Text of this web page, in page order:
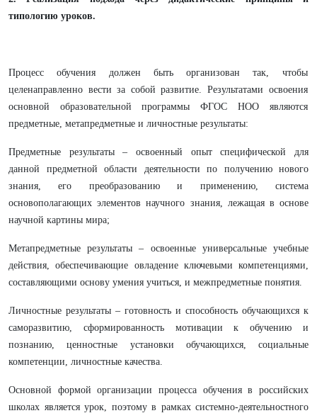
типологию уроков.
Процесс обучения должен быть организован так, чтобы
целенаправленно вести за собой развитие. Результатами освоения
основной образовательной программы ФГОС НОО являются
предметные, метапредметные и личностные результаты:
Предметные результаты – освоенный опыт специфической для
данной предметной области деятельности по получению нового
знания, его преобразованию и применению, система
основополагающих элементов научного знания, лежащая в основе
научной картины мира;
Метапредметные результаты – освоенные универсальные учебные
действия, обеспечивающие овладение ключевыми компетенциями,
составляющими основу умения учиться, и межпредметные понятия.
Личностные результаты – готовность и способность обучающихся к
саморазвитию, сформированность мотивации к обучению и
познанию, ценностные установки обучающихся, социальные
компетенции, личностные качества.
Основной формой организации процесса обучения в российских
школах является урок, поэтому в рамках системно-деятельностного